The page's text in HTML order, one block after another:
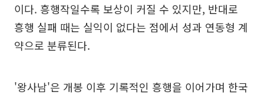
이다. 흥행작일수록 보상이 커질 수 있지만, 반대로
흥행 실패 때는 실익이 없다는 점에서 성과 연동형 계
약으로 분류된다.
'왕사남'은 개봉 이후 기록적인 흥행을 이어가며 한국